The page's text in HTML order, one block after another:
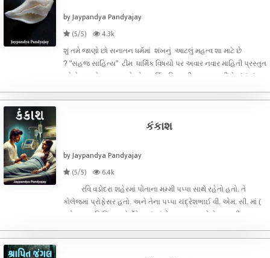
by Jaypandya Pandyajay
(5/5)
4.3k
શું તમે જાણો છો સનાતન ધર્મમાં શંખનું આટલું મહત્વ શા માટે છે
? "સહજ સાહિત્ય" ટીમ ધાર્મિક વિષયો પર અવાર નવાર માહિતી પ્રસ્તુત
કરે છે, આજે પણ આપણે એક ધાર્મિક વિષયની વાત કરવાની છે . 'શંખ'
આજે આ
કંકાશ
by Jaypandya Pandyajay
(5/5)
6.4k
રવિ વડોદરા શહેરમાં પોતાના મમ્મી પપ્પા સાથે રહેતો હતો. તે
કોલેજમાં પ્રોફેસર હતો. અને તેના પપ્પા ચંદ્રેશભાઈ વી. એમ. સી. માં (
વડોદરા મ્યુનિસિપલ કોર્પોરેશન ) માં મેયર હતા. અને તેના મમ્મી